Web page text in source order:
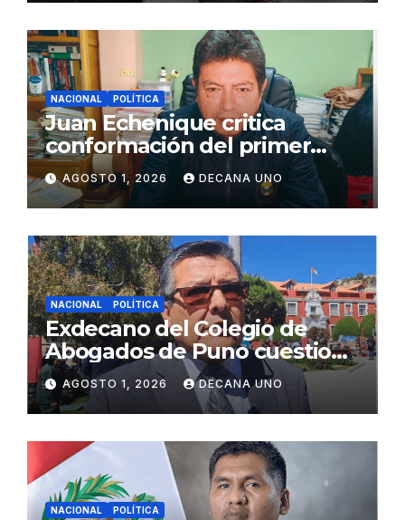
NACIONAL POLÍTICA
Juan Echenique critica
conformación del primer
gabinete ministerial de Keiko
Fujimori
AGOSTO 1, 2026 DECANA UNO
NACIONAL POLÍTICA
Exdecano del Colegio de
Abogados de Puno cuestiona
propuestas sobre seguridad
ciudadana
AGOSTO 1, 2026 DECANA UNO
NACIONAL POLÍTICA